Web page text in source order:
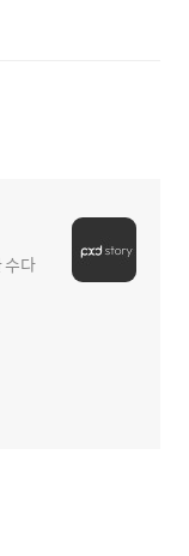
수다